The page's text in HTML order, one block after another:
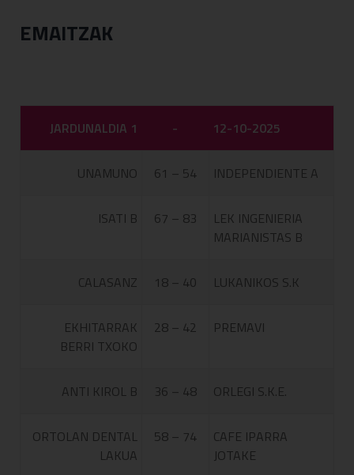
EMAITZAK
JARDUNALDIA 1 - 12-10-2025
UNAMUNO 61 – 54 INDEPENDIENTE A
ISATI B 67 – 83
LEK INGENIERIA
MARIANISTAS B
CALASANZ 18 – 40 LUKANIKOS S.K
EKHITARRAK
BERRI TXOKO
28 – 42 PREMAVI
ANTI KIROL B 36 – 48 ORLEGI S.K.E.
ORTOLAN DENTAL
LAKUA
58 – 74
CAFE IPARRA
JOTAKE